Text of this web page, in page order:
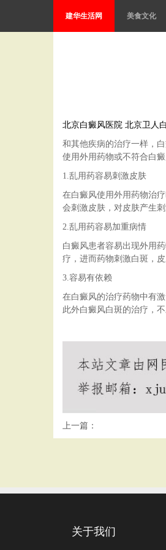
建华生活网 美食文化
北京白癜风医院 北京卫人
和其他疾病的治疗一样，
使用外用药物或不符合白
1.乱用药容易刺激皮肤
在白癜风使用外用药物治
会刺激皮肤，对皮肤产生
2.乱用药容易加重病情
白癜风患者容易出现外用
疗，进而药物刺激白斑，
3.容易有依赖
在白癜风的治疗药物中有
此外白癜风白斑的治疗，
上一篇：
关于我们